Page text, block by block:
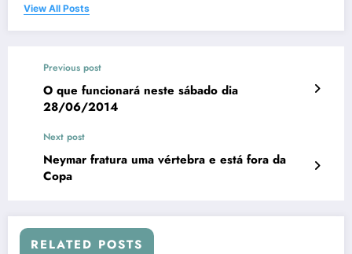
View All Posts
Previous post
O que funcionará neste sábado dia
28/06/2014
Next post
Neymar fratura uma vértebra e está fora da
Copa
RELATED POSTS